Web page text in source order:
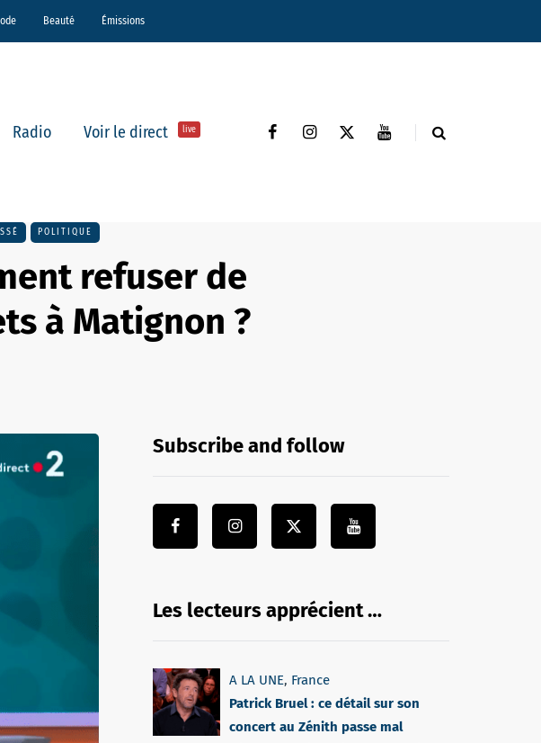
Beauté Émissions
Radio Voir le direct live
POLITIQUE
refuser de
à Matignon ?
Subscribe and follow
Les lecteurs apprécient …
A LA UNE, France
Patrick Bruel : ce détail sur son
concert au Zénith passe mal